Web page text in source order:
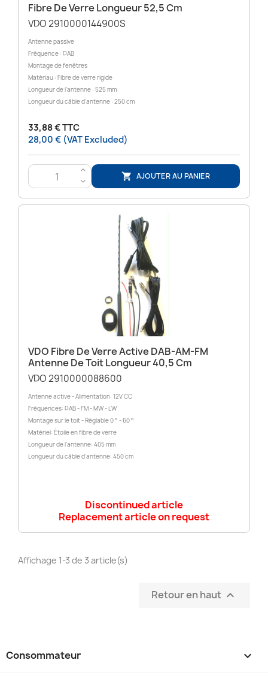
Fibre De Verre Longueur 52,5 Cm
VDO 2910000144900S
Antenne passive
Fréquence : DAB
Montage de fenêtres
Matériau : Fibre de verre rigide
Longueur de l’antenne : 525 mm
Longueur du câble d’antenne : 250 cm
33,88 € TTC
28,00 € (VAT Excluded)
>
<
 AJOUTER AU PANIER
VDO Fibre De Verre Active DAB-AM-FM
Antenne De Toit Longueur 40,5 Cm
VDO 2910000088600
Antenne active - Alimentation: 12V CC
Fréquences: DAB - FM - MW - LW
Montage sur le toit - Réglable 0 ° - 60 °
Matériel: Étoile en fibre de verre
Longueur de l’antenne: 405 mm
Longueur du câble d’antenne: 450 cm
Discontinued article
Replacement article on request
Affichage 1-3 de 3 article(s)
Retour en haut 
Consommateur 